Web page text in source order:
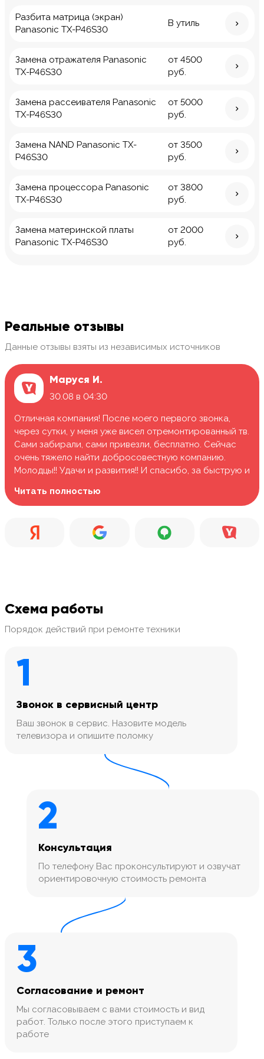
Разбита матрица (экран)
Panasonic TX-P46S30
В утиль
Замена отражателя Panasonic
TX-P46S30
от 4500
руб.
Замена рассеивателя Panasonic
TX-P46S30
от 5000
руб.
Замена NAND Panasonic TX-
P46S30
от 3500
руб.
Замена процессора Panasonic
TX-P46S30
от 3800
руб.
Замена материнской платы
Panasonic TX-P46S30
от 2000
руб.
Реальные отзывы
Данные отзывы взяты из независимых источников
Маруся И.
30.08 в 04:30
Отличная компания! После моего первого звонка,
через сутки, у меня уже висел отремонтированный тв.
Сами забирали, сами привезли, бесплатно. Сейчас
очень тяжело найти добросовестную компанию.
Молодцы!! Удачи и развития!! И спасибо, за быструю и
Читать полностью
Схема работы
Порядок действий при ремонте техники
1
Звонок в сервисный центр
Ваш звонок в сервис. Назовите модель
телевизора и опишите поломку
2
Консультация
По телефону Вас проконсультируют и озвучат
ориентировочную стоимость ремонта
3
Согласование и ремонт
Мы согласовываем с вами стоимость и вид
работ. Только после этого приступаем к
работе